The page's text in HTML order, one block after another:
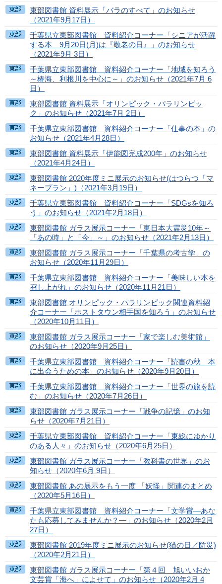
東部図書館 資料展示「バラのすべて」のお知らせ
（2021年9月17日）
千葉県立東部図書館 資料紹介コーナー「シニアが活躍
する本 9月20日(月)は『敬老の日』」のお知らせ
（2021年9月 3日）
千葉県立東部図書館 資料紹介コーナー「地域を知ろう
～椿海、利根川を中心に～」のお知らせ（2021年7月 6
日）
東部図書館 資料展示「オリンピック・パラリンピッ
ク」のお知らせ（2021年7月 2日）
千葉県立東部図書館 資料紹介コーナー「仕事の本」の
お知らせ（2021年4月28日）
東部図書館 資料展示「伊能図完成200年」のお知らせ
（2021年4月24日）
東部図書館 2020年度ミニ展示のお知らせ(はつらつ「マ
ネープラン」)（2021年3月19日）
千葉県立東部図書館 資料紹介コーナー「SDGsを知ろ
う」のお知らせ（2021年2月18日）
東部図書館 ガラス展示コーナー「東日本大震災10年～
「あの時」と「今」～」のお知らせ（2021年2月13日）
東部図書館 ガラス展示コーナー「千葉県の考古学」の
お知らせ（2020年11月29日）
千葉県立東部図書館 資料紹介コーナー「美味しい本を
召し上がれ」のお知らせ（2020年11月21日）
東部図書館 オリンピック・パラリンピック関連資料紹
介コーナー「ホストタウン相手国を知ろう」のお知らせ
（2020年10月11日）
東部図書館 ガラス展示コーナー「家で楽しむ美術館」
のお知らせ（2020年9月25日）
千葉県立東部図書館 資料紹介コーナー「読書の秋 本
に出会うための本」のお知らせ（2020年9月20日）
千葉県立東部図書館 資料紹介コーナー「世界の旅を読
む」のお知らせ（2020年7月26日）
東部図書館 ガラス展示コーナー「戦争の記憶」のお知
らせ（2020年7月21日）
千葉県立東部図書館 資料紹介コーナー「東総にゆかり
のある人々」のお知らせ（2020年6月25日）
東部図書館 ガラス展示コーナー「教科書の世界」のお
知らせ（2020年6月 9日）
東部図書館 あの展示をもう一度 「妖怪」関連のまとめ
（2020年5月16日）
千葉県立東部図書館 資料紹介コーナー「文学賞―あな
たも応募してみませんか？―」のお知らせ（2020年2月
27日）
東部図書館 2019年度ミニ展示のお知らせ(猫の日／防災)
（2020年2月21日）
東部図書館 ガラス展示コーナー「第４回 旭いいおか
文芸賞「海へ」によせて」のお知らせ（2020年2月 4